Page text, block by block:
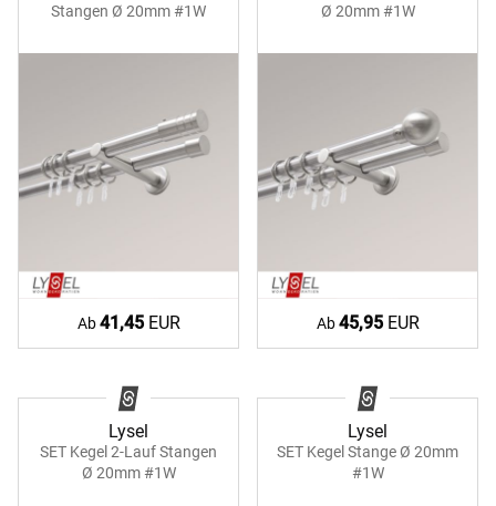
Stangen Ø 20mm #1W
Ab41,45EUR
Ø 20mm #1W
Ab45,95EUR
Lysel
SET Kegel 2-Lauf Stangen
Ø 20mm #1W
Lysel
SET Kegel Stange Ø 20mm
#1W